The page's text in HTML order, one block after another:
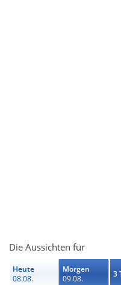
Die Aussichten für
Heute
08.08.
Morgen
09.08.
3